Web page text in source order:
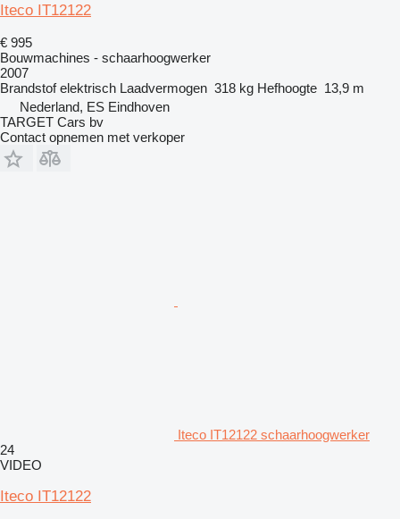
Iteco IT12122
€ 995
Bouwmachines - schaarhoogwerker
2007
Brandstof elektrisch Laadvermogen 318 kg Hefhoogte 13,9 m
Nederland, ES Eindhoven
TARGET Cars bv
Contact opnemen met verkoper
Iteco IT12122 schaarhoogwerker
24
VIDEO
Iteco IT12122